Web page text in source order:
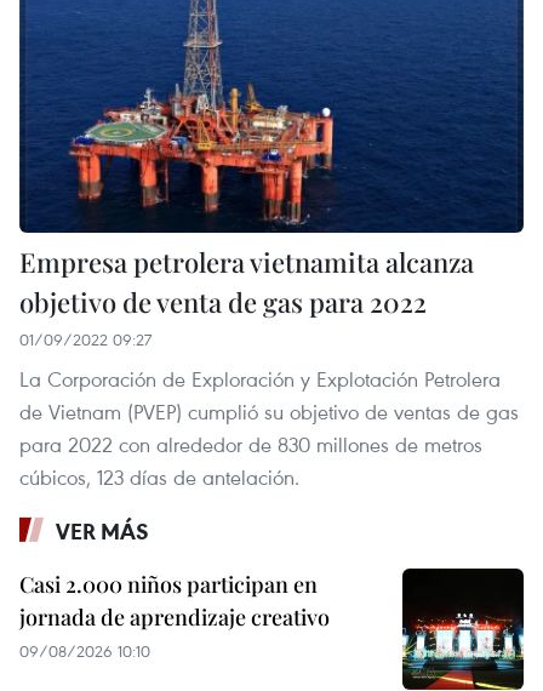
Empresa petrolera vietnamita alcanza
objetivo de venta de gas para 2022
01/09/2022 09:27
La Corporación de Exploración y Explotación Petrolera
de Vietnam (PVEP) cumplió su objetivo de ventas de gas
para 2022 con alrededor de 830 millones de metros
cúbicos, 123 días de antelación.
VER MÁS
Casi 2.000 niños participan en
jornada de aprendizaje creativo
09/08/2026 10:10